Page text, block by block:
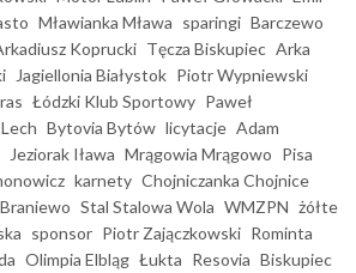
Mławianka Mława sparingi Barczewo
Koprucki Tęcza Biskupiec Arka
Jagiellonia Białystok Piotr Wypniewski
Łódzki Klub Sportowy Paweł
Bytovia Bytów licytacje Adam
Jeziorak Iława Mrągowia Mrągowo Pisa
karnety Chojniczanka Chojnice
Stal Stalowa Wola WMZPN żółte
sponsor Piotr Zajączkowski Rominta
Olimpia Elbląg Łukta Resovia Biskupiec